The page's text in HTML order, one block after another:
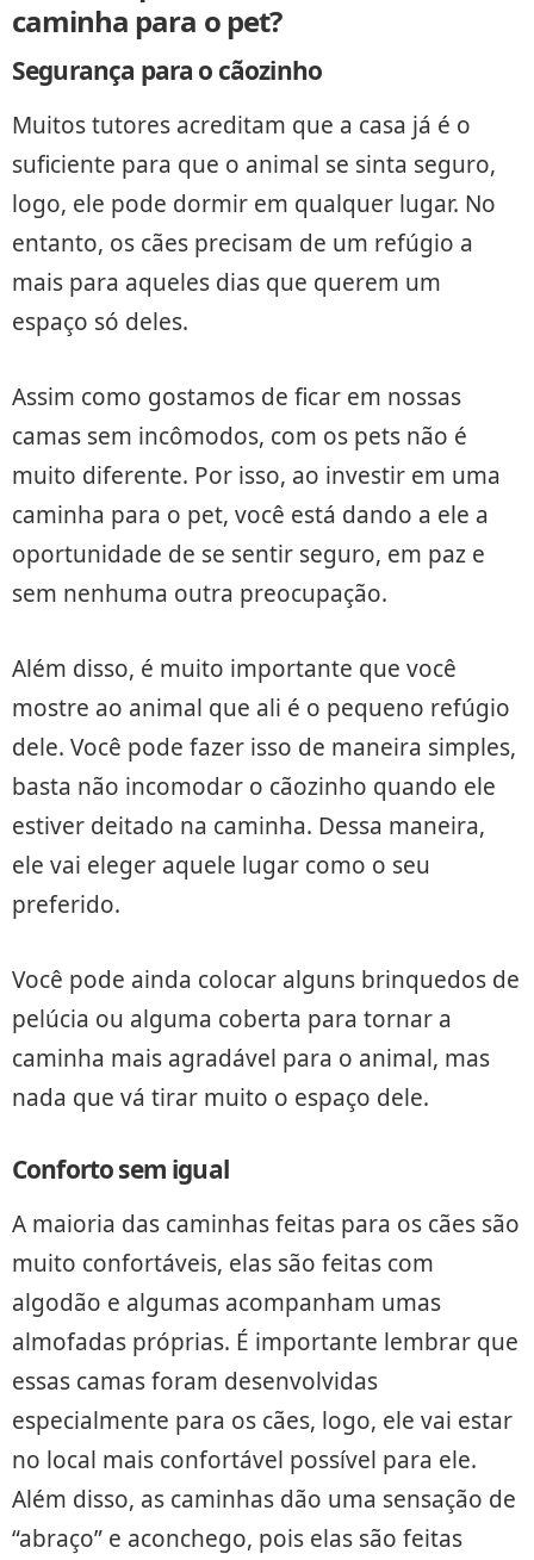
caminha para o pet?
Segurança para o cãozinho
Muitos tutores acreditam que a casa já é o
suficiente para que o animal se sinta seguro,
logo, ele pode dormir em qualquer lugar. No
entanto, os cães precisam de um refúgio a
mais para aqueles dias que querem um
espaço só deles.
Assim como gostamos de ficar em nossas
camas sem incômodos, com os pets não é
muito diferente. Por isso, ao investir em uma
caminha para o pet, você está dando a ele a
oportunidade de se sentir seguro, em paz e
sem nenhuma outra preocupação.
Além disso, é muito importante que você
mostre ao animal que ali é o pequeno refúgio
dele. Você pode fazer isso de maneira simples,
basta não incomodar o cãozinho quando ele
estiver deitado na caminha. Dessa maneira,
ele vai eleger aquele lugar como o seu
preferido.
Você pode ainda colocar alguns brinquedos de
pelúcia ou alguma coberta para tornar a
caminha mais agradável para o animal, mas
nada que vá tirar muito o espaço dele.
Conforto sem igual
A maioria das caminhas feitas para os cães são
muito confortáveis, elas são feitas com
algodão e algumas acompanham umas
almofadas próprias. É importante lembrar que
essas camas foram desenvolvidas
especialmente para os cães, logo, ele vai estar
no local mais confortável possível para ele.
Além disso, as caminhas dão uma sensação de
“abraço” e aconchego, pois elas são feitas